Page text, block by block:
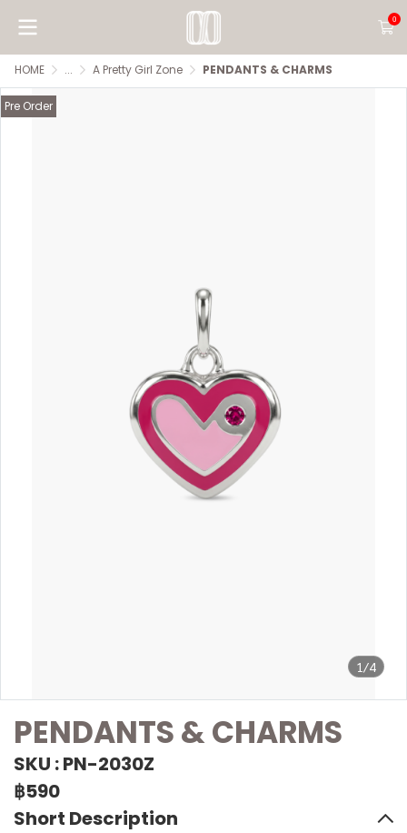
0
HOME ... A Pretty Girl Zone PENDANTS & CHARMS
1/4
Pre Order
PENDANTS & CHARMS
SKU : PN-2030Z
฿590
Short Description